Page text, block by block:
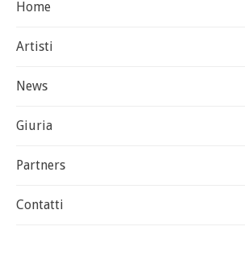
Home
Artisti
News
Giuria
Partners
Contatti